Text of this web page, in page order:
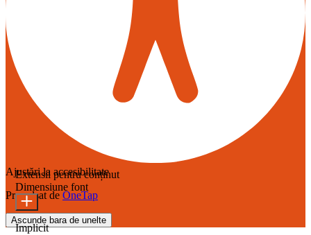
Ajustări la accesibilitate
Propulsat de OneTap
Ascunde bara de unelte
Extensii pentru conținut
Dimensiune font
Implicit